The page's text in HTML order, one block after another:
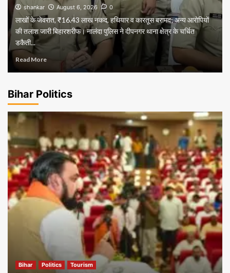
shankar August 6, 2026 0
लाखों के जेवरात, ₹16.43 लाख नकद, हथियार व कारतूस बरामद; अन्य आरोपियों
की तलाश जारी बिहारशरीफ। नालंदा पुलिस ने दीपनगर थाना क्षेत्र के चर्चित
डकैती...
Read More
Bihar Politics
Bihar Politics Tourism